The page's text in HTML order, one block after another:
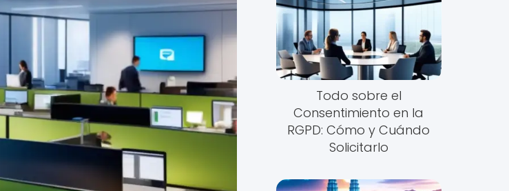
Todo sobre el
Consentimiento en la
RGPD: Cómo y Cuándo
Solicitarlo